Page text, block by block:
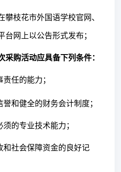
攀枝花市外国语学校官网 、
台网 上以公告形式发布；
采购活动应具备下列条件：
任的能力；
和健全的财务会计制度；
的专业技术能力；
和社会保障资金的良好记